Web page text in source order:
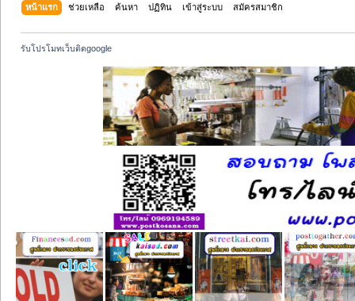
หน้าแรก ช่วยเหลือ ค้นหา ปฏิทิน เข้าสู่ระบบ สมัครสมาชิก
รับโปรโมทเว็บติดgoogle